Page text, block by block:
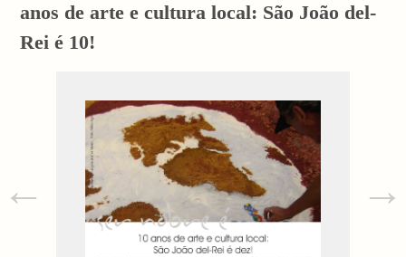
anos de arte e cultura local: São João del-
Rei é 10!
← →